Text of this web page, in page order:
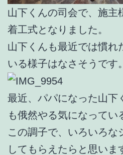
山下くんの司会で、施主
着工式となりました。
山下くんも最近では慣れ
いる様子はなさそうです。
最近、パパになった山下
も俄然やる気になってい
この調子で、いろいろな
してもらえたらと思いま